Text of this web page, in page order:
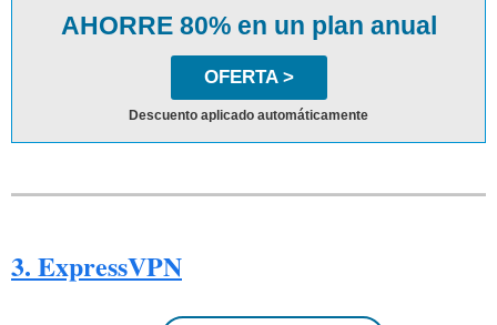
AHORRE 80% en un plan anual
OFERTA >
Descuento aplicado automáticamente
3. ExpressVPN